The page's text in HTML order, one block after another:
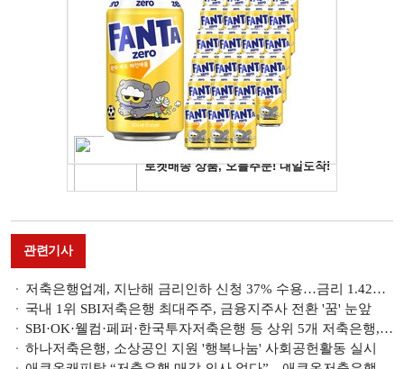
관련기사
저축은행업계, 지난해 금리인하 신청 37% 수용…금리 1.42% 인하 [금리인하요구권]
국내 1위 SBI저축은행 최대주주, 금융지주사 전환 '꿈' 눈앞
SBI·OK·웰컴·페퍼·한국투자저축은행 등 상위 5개 저축은행, 부동산PF 연체율 1년 새 5배 '껑충' [2금융 부동산PF 분석]
하나저축은행, 소상공인 지원 '행복나눔' 사회공헌활동 실시